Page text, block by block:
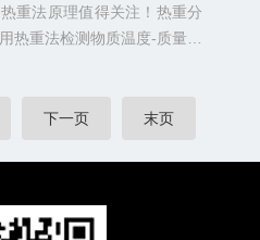
热膨胀仪对玻璃微结构的研
的。综上所述，热膨胀分析
其主要原因是因为热量与许
热情况比较复杂所造成的。
现性。（1）气氛和压力的选
重法原理值得关注！热重分
热重法检测物质温度-质量变
热过程中有升华、汽化、分
少度时产生变化，并且根据
下一页 末页